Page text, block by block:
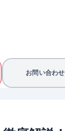
お問い合わせ